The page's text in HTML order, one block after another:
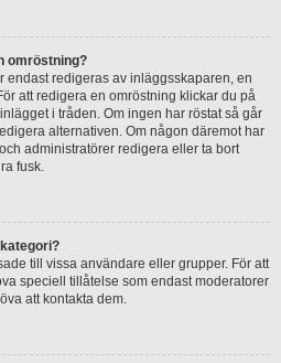
omröstning?
endast redigeras av inläggsskaparen, en
att redigera en omröstning klickar du på
i tråden. Om ingen har röstat så går
alternativen. Om någon däremot har
administratörer redigera eller ta bort
fusk.
till vissa användare eller grupper. För att
speciell tillåtelse som endast moderatorer
att kontakta dem.